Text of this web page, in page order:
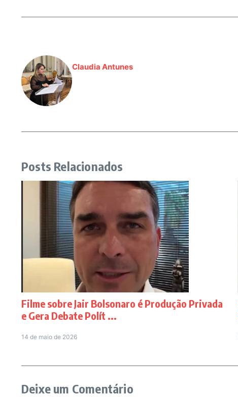
Claudia Antunes
Posts Relacionados
Filme sobre Jair Bolsonaro é Produção Privada
e Gera Debate Polít ...
14 de maio de 2026
Deixe um Comentário